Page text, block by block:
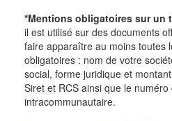
*Mentions obligatoires sur un
il est utilisé sur des documents
faire apparaître au moins toutes
obligatoires : nom de votre
social, forme juridique et
Siret et RCS ainsi que le numéro
intracommunautaire.